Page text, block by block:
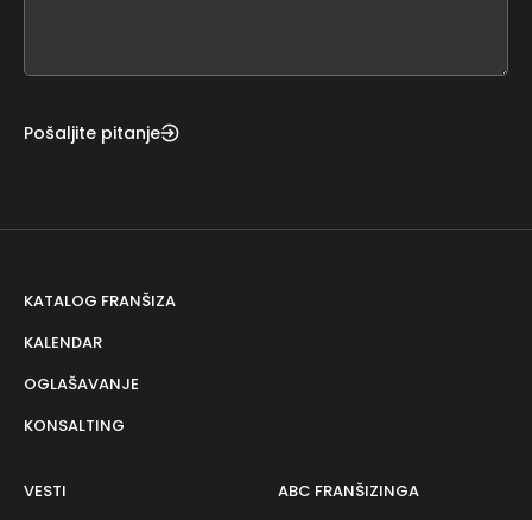
Pošaljite pitanje
KATALOG FRANŠIZA
KALENDAR
OGLAŠAVANJE
KONSALTING
VESTI ABC FRANŠIZINGA